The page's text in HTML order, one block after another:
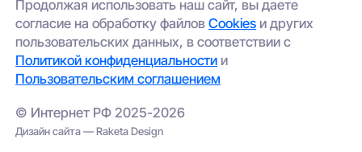
Продолжая использовать наш сайт, вы даете
согласие на обработку файловCookies и других
пользовательских данных, в соответствии с
Политикой конфиденциальности и
Пользовательским соглашением
© Интернет РФ 2025-2026
Дизайн сайта — Raketa Design